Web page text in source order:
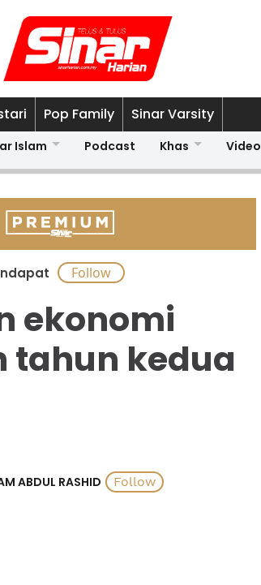
Pop Family Sinar Varsity
Islam Podcast Khas Video
ekonomi
tahun kedua
ABDUL RASHID